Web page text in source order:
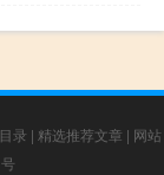
录 | 精选推荐文章 | 网站